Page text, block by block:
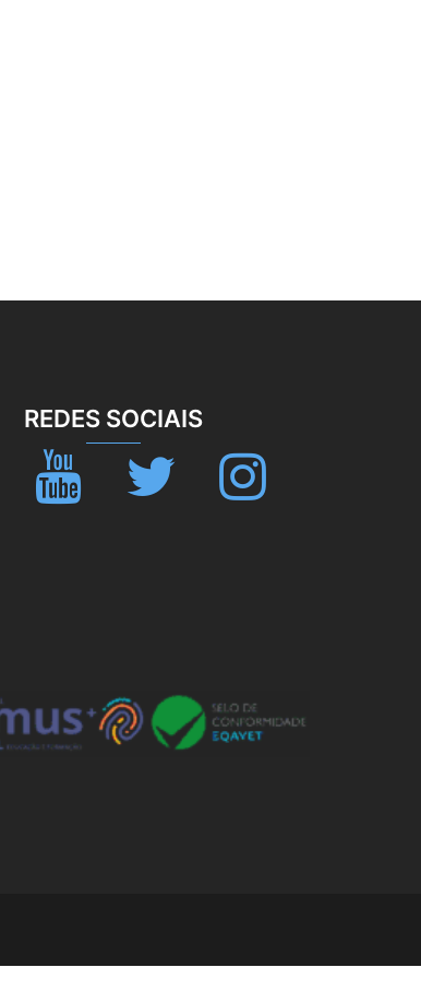
REDES SOCIAIS
Facebook Youtube Twitter